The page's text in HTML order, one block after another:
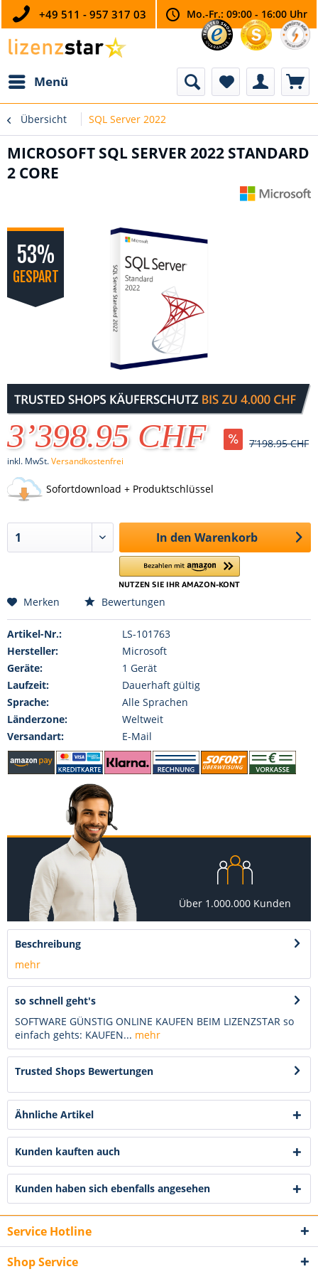
+49 511 - 957 317 03 Mo.-Fr.: 09:00 - 16:00 Uhr
Menü
Übersicht SQL Server 2022
MICROSOFT SQL SERVER 2022 STANDARD
2 CORE
53%
GESPART
3’398.95 CHF 7’198.95 CHF
inkl. MwSt.Versandkostenfrei
Sofortdownload + Produktschlüssel
In den Warenkorb
Merken Bewertungen
Artikel-Nr.:
LS-101763
Hersteller:
Microsoft
Geräte:
1 Gerät
Laufzeit:
Dauerhaft gültig
Sprache:
Alle Sprachen
Länderzone:
Weltweit
Versandart:
E-Mail
Über 1.000.000 Kunden
Beschreibung
mehr
so schnell geht's
SOFTWARE GÜNSTIG ONLINE KAUFEN BEIM LIZENZSTAR so
einfach gehts: KAUFEN... mehr
Trusted Shops Bewertungen
Ähnliche Artikel
Kunden kauften auch
Kunden haben sich ebenfalls angesehen
Service Hotline
Shop Service